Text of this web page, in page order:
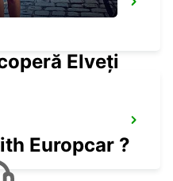
Elveția
Europcar ?